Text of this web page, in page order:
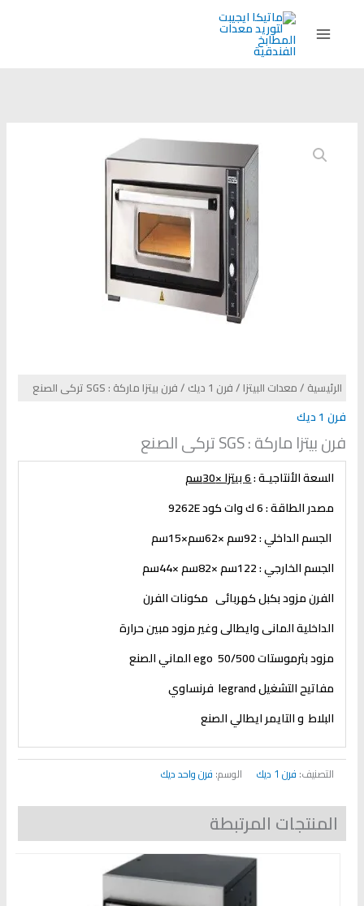
المحتوى
الرئيسية /معدات البيتزا /فرن 1 ديك / فرن بيتزا ماركة : SGS تركى الصنع
فرن 1 ديك
فرن بيتزا ماركة : SGS تركى الصنع
السعة الأنتاجيـة :6 بيتزا ×30سم
مصدر الطاقة :6ك واتكود 9262E
الجسم الداخلي :92سم ×62سم×15سم
الجسم الخارجي :122سم ×82سم ×44سم
الفرن مزود بكبل كهربائى مكونات الفرن
الداخلية المانى وايطالى وغير مزود مبين حرارة
مزود بثرموستات 50/500
egoالماني الصنع
مفاتيح التشغيلlegrandفرنساوي
البلاط و التايمر ايطالي الصنع
التصنيف: فرن 1 ديك الوسم: فرن واحد ديك
المنتجات المرتبطة